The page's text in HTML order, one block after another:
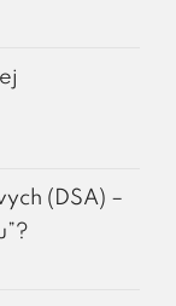
(DSA) –